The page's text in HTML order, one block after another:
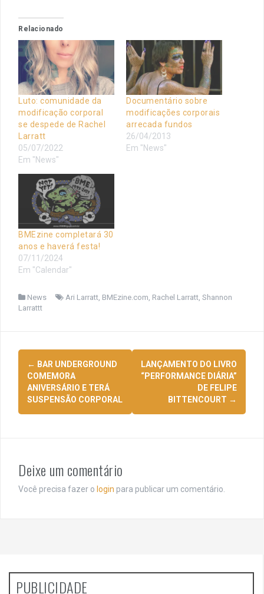
Relacionado
Luto: comunidade da
modificação corporal
se despede de Rachel
Larratt
05/07/2022
Em "News"
Documentário sobre
modificações corporais
arrecada fundos
26/04/2013
Em "News"
BMEzine completará 30
anos e haverá festa!
07/11/2024
Em "Calendar"
News Ari Larratt, BMEzine.com, Rachel Larratt, Shannon
Larrattt
Navegação
de
posts
← BAR UNDERGROUND
COMEMORA
ANIVERSÁRIO E TERÁ
SUSPENSÃO CORPORAL
LANÇAMENTO DO LIVRO
“PERFORMANCE DIÁRIA”
DE FELIPE
BITTENCOURT →
Deixe um comentário
Você precisa fazer o login para publicar um comentário.
PUBLICIDADE